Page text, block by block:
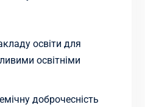
освіти для
освітніми
доброчесність